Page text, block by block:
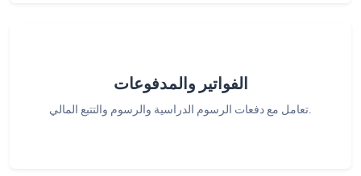
الفواتير والمدفوعات
تعامل مع دفعات الرسوم الدراسية والرسوم والتتبع المالي.